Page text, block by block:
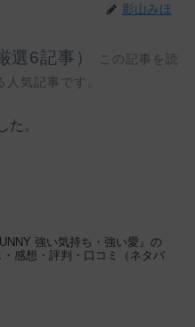
影山みほ
選6記事）
この記事を読
気記事です。
た。
強い気持ち・強い愛』の
・感想・評判・口コミ（ネタバ